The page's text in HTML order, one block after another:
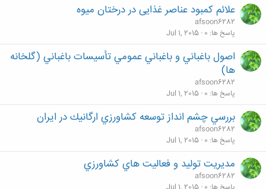
علائم کمبود عناصر غذایی در درختان میوه
afsoon6282
پاسخ ها 0
Jul 1, 2015
اصول باغباني و باغباني عمومي تأسيسات باغباني (گلخانه
ها)
afsoon6282
پاسخ ها 0
Jul 1, 2015
بررسي چشم انداز توسعه كشاورزي ارگانيك در ايران
afsoon6282
پاسخ ها 0
Jul 1, 2015
مدیریت تولید و فعالیت هاي کشاورزي
afsoon6282